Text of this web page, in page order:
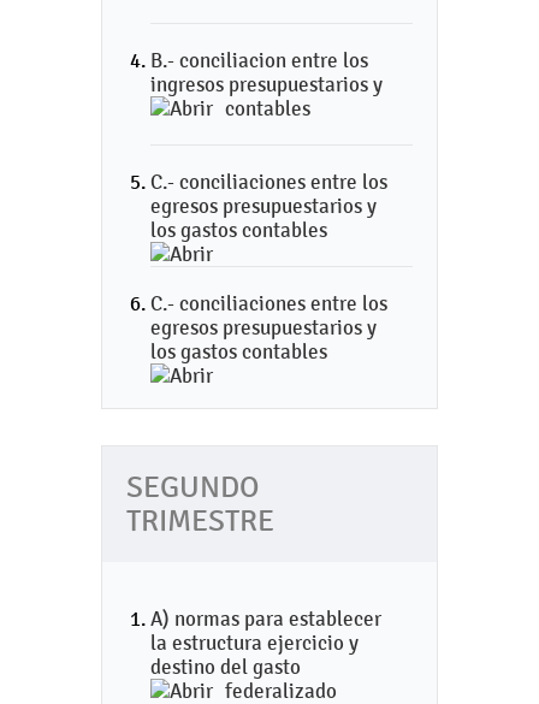
B.- conciliacion entre los
ingresos presupuestarios y
contables
C.- conciliaciones entre los
egresos presupuestarios y
los gastos contables
C.- conciliaciones entre los
egresos presupuestarios y
los gastos contables
SEGUNDO
TRIMESTRE
A) normas para establecer
la estructura ejercicio y
destino del gasto
federalizado